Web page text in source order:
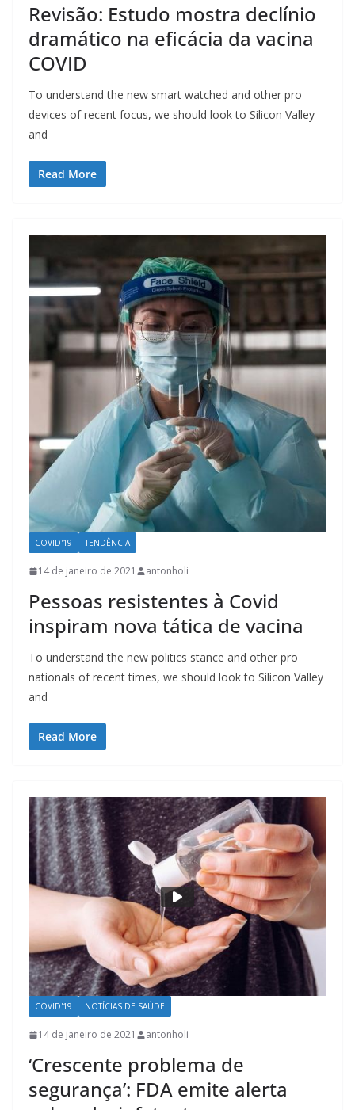
Revisão: Estudo mostra declínio
dramático na eficácia da vacina
COVID
To understand the new smart watched and other pro
devices of recent focus, we should look to Silicon Valley
and
Read More
COVID'19 TENDÊNCIA
14 de janeiro de 2021 antonholi
Pessoas resistentes à Covid
inspiram nova tática de vacina
To understand the new politics stance and other pro
nationals of recent times, we should look to Silicon Valley
and
Read More
COVID'19 NOTÍCIAS DE SAÚDE
14 de janeiro de 2021 antonholi
‘Crescente problema de
segurança’: FDA emite alerta